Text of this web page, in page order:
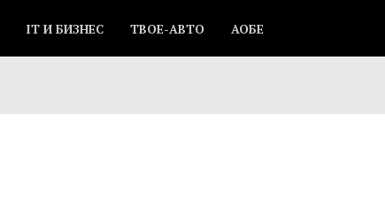
IT И БИЗНЕС ТВОЕ-АВТО АОБЕ